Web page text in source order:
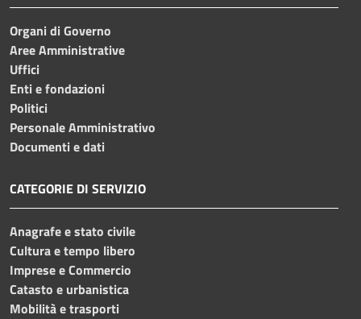
Organi di Governo
Aree Amministrative
Uffici
Enti e fondazioni
Politici
Personale Amministrativo
Documenti e dati
CATEGORIE DI SERVIZIO
Anagrafe e stato civile
Cultura e tempo libero
Imprese e Commercio
Catasto e urbanistica
Mobilità e trasporti